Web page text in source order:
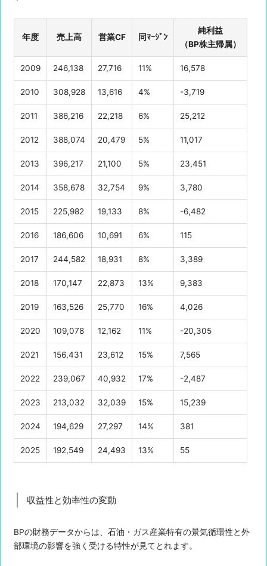
年度 売上高 営業CF 同ﾏｰｼﾞﾝ
純利益
（BP株主帰属）
2009 246,138 27,716 11% 16,578
2010 308,928 13,616 4% -3,719
2011 386,216 22,218 6% 25,212
2012 388,074 20,479 5% 11,017
2013 396,217 21,100 5% 23,451
2014 358,678 32,754 9% 3,780
2015 225,982 19,133 8% -6,482
2016 186,606 10,691 6% 115
2017 244,582 18,931 8% 3,389
2018 170,147 22,873 13% 9,383
2019 163,526 25,770 16% 4,026
2020 109,078 12,162 11% -20,305
2021 156,431 23,612 15% 7,565
2022 239,067 40,932 17% -2,487
2023 213,032 32,039 15% 15,239
2024 194,629 27,297 14% 381
2025 192,549 24,493 13% 55
収益性と効率性の変動
BPの財務データからは、石油・ガス産業特有の景気循環性と外
部環境の影響を強く受ける特性が見てとれます。